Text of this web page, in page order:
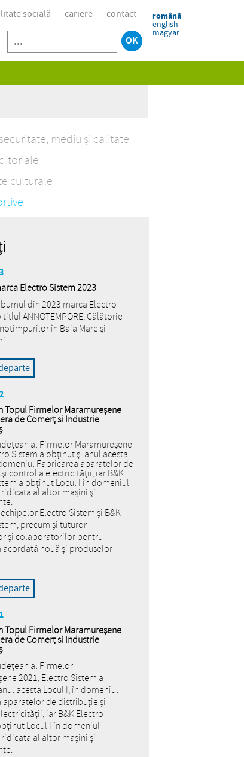
socială cariere contact română
english
magyar
mediu și calitate
culturale
Electro Sistem 2023
din 2023 marca Electro
titlul ANNOTEMPORE, Călătorie
în Baia Mare și
Topul Firmelor Maramureșene
de Comerț si Industrie
al Firmelor Maramureșene
Sistem a obținut și anul acesta
Fabricarea aparatelor de
control a electricității, iar B&K
a obținut Locul I în domeniul
al altor mașini și
Electro Sistem și B&K
precum și tuturor
și colaboratorilor pentru
acordată nouă și produselor
Topul Firmelor Maramureșene
de Comerț si Industrie
al Firmelor
2021, Electro Sistem a
acesta Locul I, în domeniul
aparatelor de distribuție și
iar B&K Electro
Locul I în domeniul
al altor mașini și